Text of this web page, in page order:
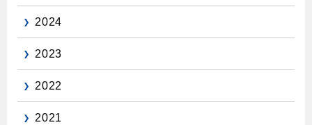
古くなったガス管の交換のおすすめ
長期使用製品安全点検制度について
換気と給排気設備の注意点
冬季の注意
2024
2023
2022
2021